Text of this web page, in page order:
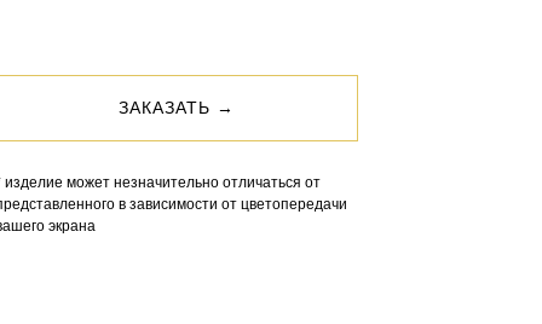
ЗАКАЗАТЬ →
изделие может незначительно отличаться от
в зависимости от цветопередачи
экрана